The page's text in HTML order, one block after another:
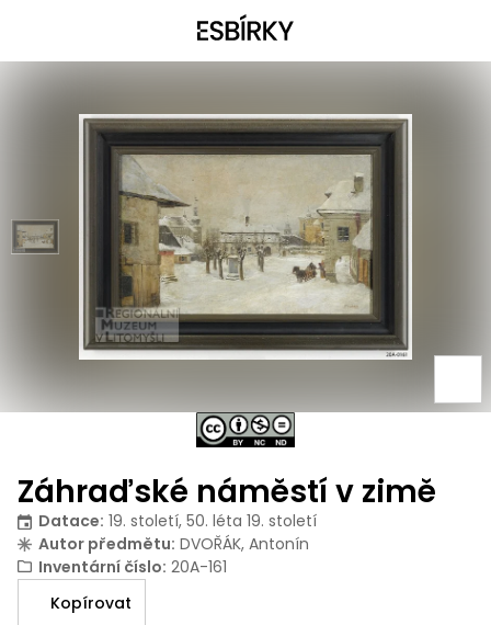
Záhraďské náměstí v zimě
Datace: 19. století, 50. léta 19. století
Autor předmětu: DVOŘÁK, Antonín
Inventární číslo: 20A-161
Kopírovat